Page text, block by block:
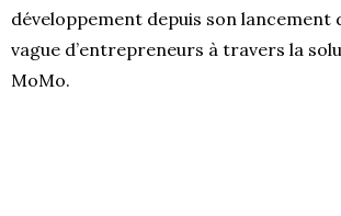
développement depuis son lancement
vague d’entrepreneurs à travers la
MoMo.